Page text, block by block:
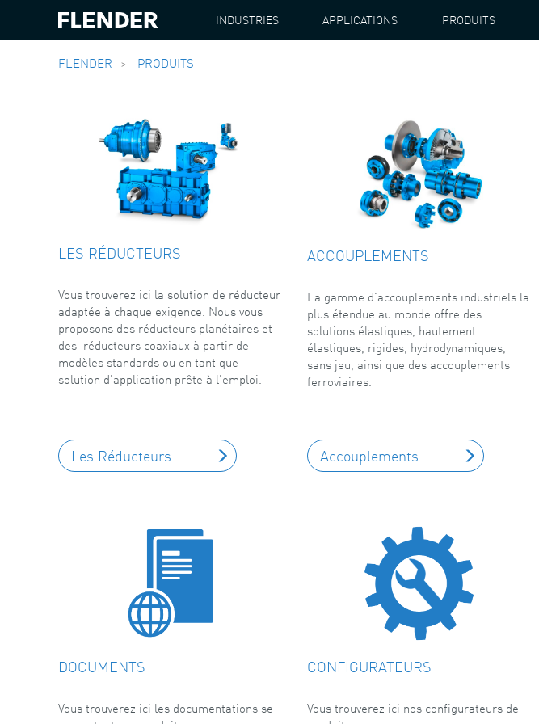
INDUSTRIES APPLICATIONS PRODUITS
FLENDER PRODUITS
LES RÉDUCTEURS
Vous trouverez ici la solution de réducteur
adaptée à chaque exigence. Nous vous
proposons des réducteurs planétaires et
des réducteurs coaxiaux à partir de
modèles standards ou en tant que
solution d'application prête à l'emploi.
Les Réducteurs
ACCOUPLEMENTS
La gamme d'accouplements industriels la
plus étendue au monde offre des
solutions élastiques, hautement
élastiques, rigides, hydrodynamiques,
sans jeu, ainsi que des accouplements
ferroviaires.
Accouplements
DOCUMENTS
Vous trouverez ici les documentations se
CONFIGURATEURS
Vous trouverez ici nos configurateurs de